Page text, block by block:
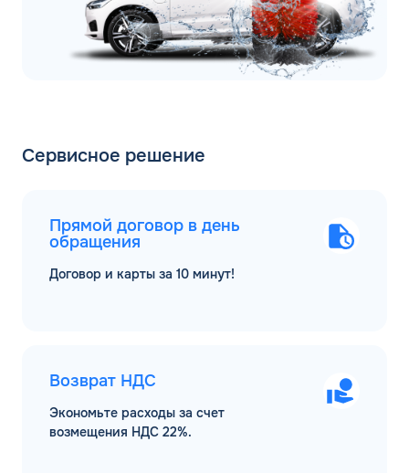
Сервисное решение
Прямой договор в день
обращения
Договор и карты за 10 минут!
Возврат НДС
Экономьте расходы за счет
возмещения НДС 22%.